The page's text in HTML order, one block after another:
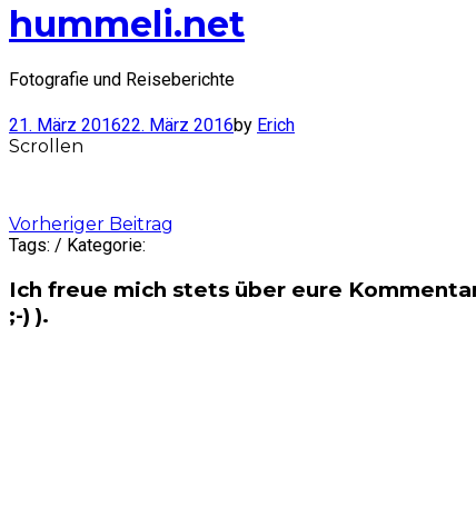
hummeli.net
Fotografie und Reiseberichte
21. März 201622. März 2016by Erich
Scrollen
Post
navigation
Vorheriger Beitrag
Tags: / Kategorie:
Ich freue mich stets über eure
;-) ).